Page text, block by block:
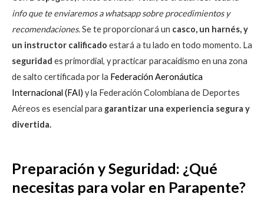
info que te enviaremos a whatsapp sobre procedimientos y
recomendaciones.Se te proporcionará un casco, un harnés, y
un instructor calificado estará a tu lado en todo momento. La
seguridad es primordial, y practicar paracaidismo en una zona
de salto certificada por la Federación Aeronáutica
Internacional (FAI) y la Federación Colombiana de Deportes
Aéreos es esencial para garantizar una experiencia segura y
divertida.
Preparación y Seguridad: ¿Qué
necesitas para volar en Parapente?